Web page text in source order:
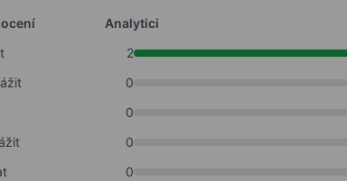
Analytici
2
0
0
0
0